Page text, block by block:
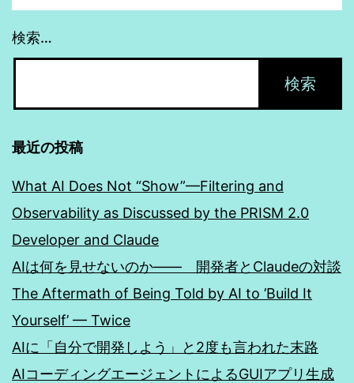
検索…
最近の投稿
What AI Does Not “Show”—Filtering and
Observability as Discussed by the PRISM 2.0
Developer and Claude
AIは何を見せないのか―― 開発者とClaudeの対談
The Aftermath of Being Told by AI to ’Build It
Yourself’ — Twice
AIに「自分で開発しよう」と2度も言われた末路
AIコーディングエージェントによるGUIアプリ生成